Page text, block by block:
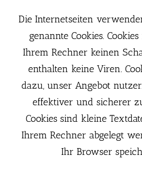
Die Internetseiten
genannte Cookies.
Ihrem Rechner keinen
enthalten keine Viren.
dazu, unser Angebot
effektiver und sicherer
Cookies sind kleine
Ihrem Rechner abgelegt
Ihr Browser